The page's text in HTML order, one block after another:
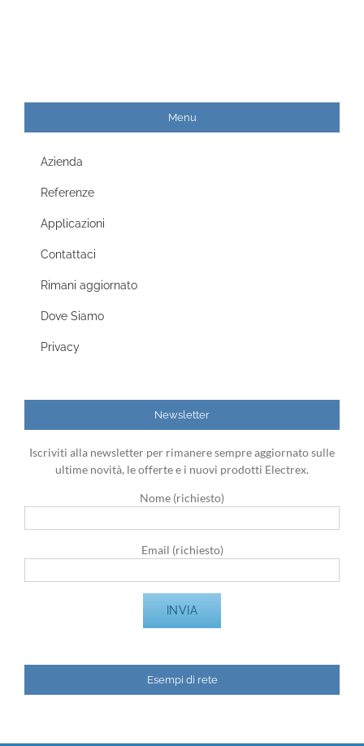
Menu
Azienda
Referenze
Applicazioni
Contattaci
Rimani aggiornato
Dove Siamo
Privacy
Newsletter
Iscriviti alla newsletter per rimanere sempre aggiornato sulle
ultime novità, le offerte e i nuovi prodotti Electrex.
Nome (richiesto)
Email (richiesto)
Esempi di rete